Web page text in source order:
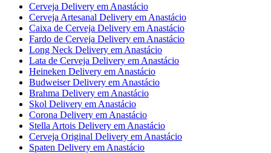
Cerveja Delivery em Anastácio
Cerveja Artesanal Delivery em Anastácio
Caixa de Cerveja Delivery em Anastácio
Fardo de Cerveja Delivery em Anastácio
Long Neck Delivery em Anastácio
Lata de Cerveja Delivery em Anastácio
Heineken Delivery em Anastácio
Budweiser Delivery em Anastácio
Brahma Delivery em Anastácio
Skol Delivery em Anastácio
Corona Delivery em Anastácio
Stella Artois Delivery em Anastácio
Cerveja Original Delivery em Anastácio
Spaten Delivery em Anastácio